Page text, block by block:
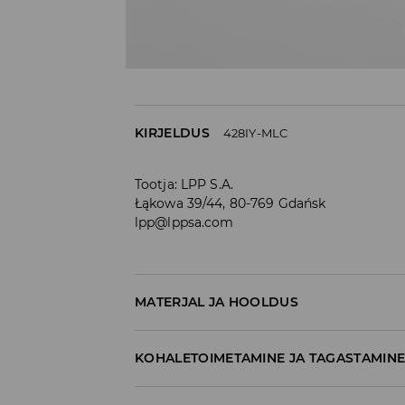
KIRJELDUS 428IY-MLC
Tootja: LPP S.A.
Łąkowa 39/44, 80-769 Gdańsk
lpp@lppsa.com
MATERJAL JA HOOLDUS
KOHALETOIMETAMINE JA TAGASTAMINE